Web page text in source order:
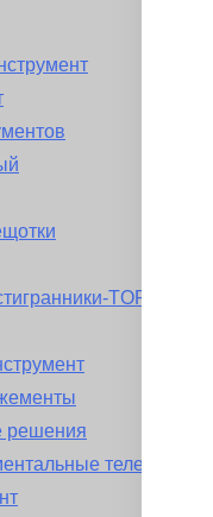
TORX-
решения
тележки